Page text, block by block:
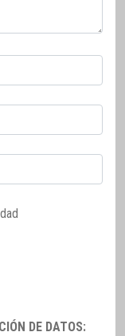
DE DATOS: